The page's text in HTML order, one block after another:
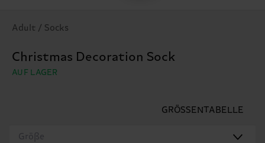
Adult / Socks
Christmas Decoration Sock
AUF LAGER
GRÖSSENTABELLE
Größe